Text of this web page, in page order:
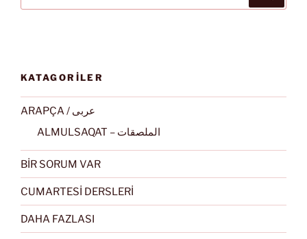
KATAGORİLER
ARAPÇA / عربى
ALMULSAQAT – الملصقات
BİR SORUM VAR
CUMARTESİ DERSLERİ
DAHA FAZLASI